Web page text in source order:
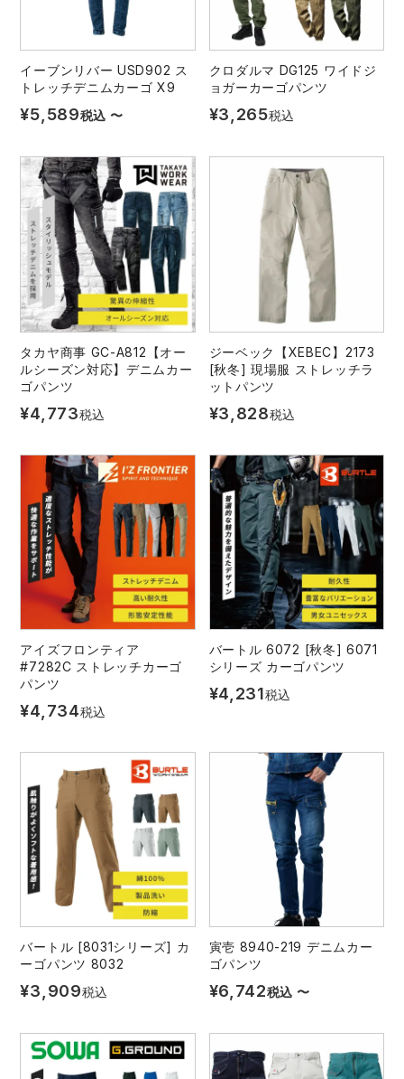
イーブンリバー USD902 ス
トレッチデニムカーゴ X9
¥5,589税込 〜
クロダルマ DG125 ワイドジ
ョガーカーゴパンツ
¥3,265税込
タカヤ商事 GC-A812【オー
ルシーズン対応】デニムカー
ゴパンツ
¥4,773税込
ジーベック【XEBEC】2173
[秋冬] 現場服 ストレッチラ
ットパンツ
¥3,828税込
アイズフロンティア
#7282C ストレッチカーゴ
パンツ
¥4,734税込
バートル 6072 [秋冬] 6071
シリーズ カーゴパンツ
¥4,231税込
バートル [8031シリーズ] カ
ーゴパンツ 8032
¥3,909税込
寅壱 8940-219 デニムカー
ゴパンツ
¥6,742税込 〜